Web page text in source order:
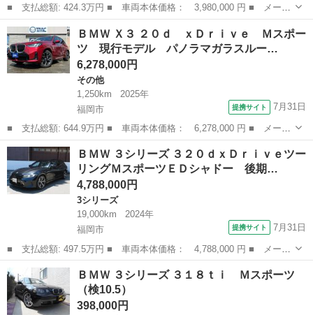
■ 支払総額: 424.3万円 ■ 車両本体価格： 3,980,000 円 ■ メーカ
ー名： ＢＭＷ ■ 車種名： ２シリーズ ■ グレード名： ２１８
ｄ Ｍスポーツ ■ 排気量： 2000cc ■ ドア枚数： 5D ■ ...
福岡 福岡市
ＢＭＷ Ｘ３ ２０ｄ ｘＤｒｉｖｅ Ｍスポー
ツ 現行モデル パノラマガラスルー…
6,278,000円
その他
1,250km
2025年
福岡市
提携サイト 7月31日
■ 支払総額: 644.9万円 ■ 車両本体価格： 6,278,000 円 ■ メーカ
ー名： ＢＭＷ ■ 車種名： Ｘ３ ■ グレード名： ２０ｄ ｘＤ
ｒｉｖｅ Ｍスポーツ 現行モデル パノラマガラスルーフ コンフ
ォートＰ...
福岡 福岡市
ＢＭＷ ３シリーズ ３２０ｄｘＤｒｉｖｅツー
リングＭスポーツＥＤシャドー 後期…
4,788,000円
3シリーズ
19,000km
2024年
福岡市
提携サイト 7月31日
■ 支払総額: 497.5万円 ■ 車両本体価格： 4,788,000 円 ■ メーカ
ー名： ＢＭＷ ■ 車種名： ３シリーズ ■ グレード名： ３２０
ｄｘＤｒｉｖｅツーリングＭスポーツＥＤシャドー 後期 禁煙車
１９ＡＷ...
福岡市
ＢＭＷ ３シリーズ ３１８ｔｉ Ｍスポーツ
（検10.5）
398,000円